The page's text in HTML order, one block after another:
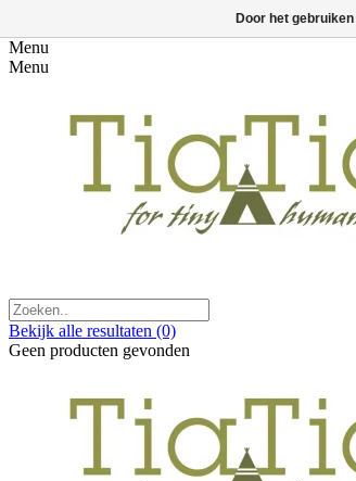
Menu
Menu
Bekijk alle resultaten (0)
Geen producten gevonden
Door het